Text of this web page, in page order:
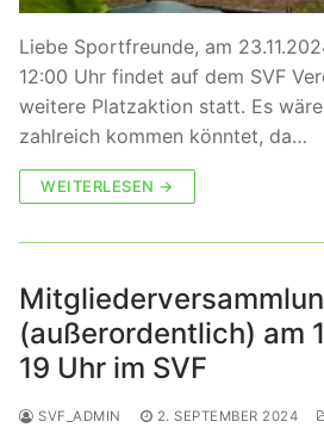
Liebe Sportfreunde, am
12:00 Uhr findet auf dem SVF
weitere Platzaktion statt. Es
zahlreich kommen könntet, da…
WEITERLESEN →
(außerordentlich) am
19 Uhr im SVF
SVF_ADMIN 2. SEPTEMBER 2024